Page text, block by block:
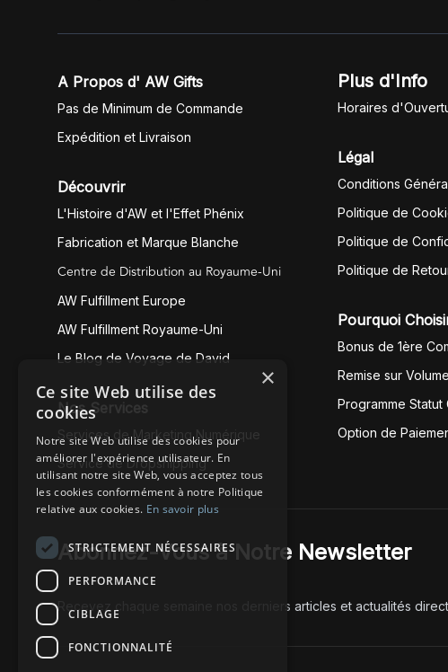
A Propos d' AW Gifts
Pas de Minimum de Commande
Expédition et Livraison
Découvrir
L'Histoire d'AW et l'Effet Phénix
Fabrication et Marque Blanche
Centre de Distribution au Royaume-Uni
AW Fulfillment Europe
AW Fulfillment Royaume-Uni
Le Blog de Voyage de David
Nos Services
Services de Marketing Numérique
Service de Dropshipping
Plus d'Info
Horaires
Légal
Conditions
Politique de
Politique de
Politique de
Pourquoi
Bonus de 1ère
Remise sur Volume
Programme Statut
Option de
Abonnez-Vous à Notre Newsletter
Recevez chaque semaine nos derniers articles et actualités
×
Ce site Web utilise des
cookies
Notre site Web utilise des cookies pour
améliorer l'expérience utilisateur. En
utilisant notre site Web, vous acceptez tous
les cookies conformément à notre Politique
relative aux cookies. En savoir plus
STRICTEMENT NÉCESSAIRES
PERFORMANCE
CIBLAGE
FONCTIONNALITÉ